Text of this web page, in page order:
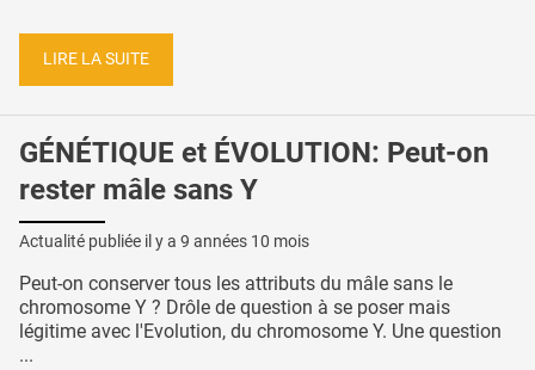
LIRE LA SUITE
GÉNÉTIQUE et ÉVOLUTION: Peut-on
rester mâle sans Y
Actualité publiée il y a 9 années 10 mois
Peut-on conserver tous les attributs du mâle sans le
chromosome Y ? Drôle de question à se poser mais
légitime avec l'Evolution, du chromosome Y. Une question
...